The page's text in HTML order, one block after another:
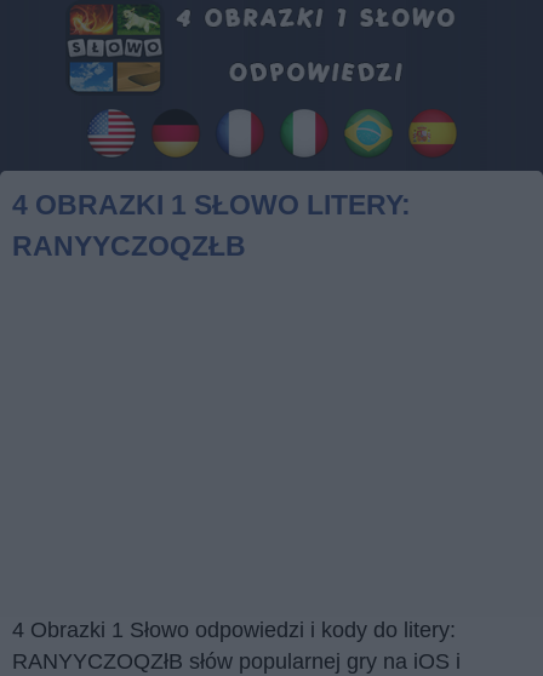
4 OBRAZKI 1 SŁOWO LITERY:
RANYYCZOQZŁB
4 Obrazki 1 Słowo odpowiedzi i kody do litery:
RANYYCZOQZłB słów popularnej gry na iOS i